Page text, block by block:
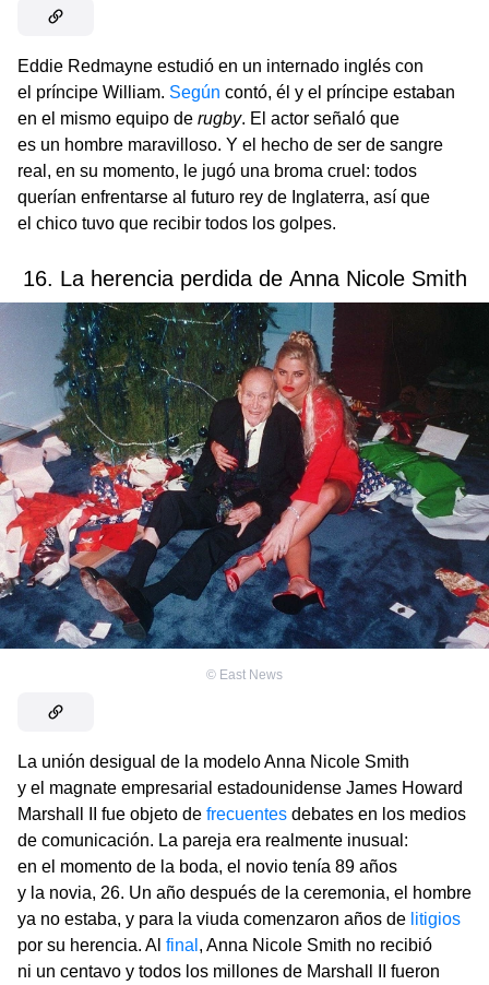
Eddie Redmayne estudió en un internado inglés con
el príncipe William. Según contó, él y el príncipe estaban
en el mismo equipo de rugby. El actor señaló que
es un hombre maravilloso. Y el hecho de ser de sangre
real, en su momento, le jugó una broma cruel: todos
querían enfrentarse al futuro rey de Inglaterra, así que
el chico tuvo que recibir todos los golpes.
16. La herencia perdida de Anna Nicole Smith
© East News
La unión desigual de la modelo Anna Nicole Smith
y el magnate empresarial estadounidense James Howard
Marshall II fue objeto de frecuentes debates en los medios
de comunicación. La pareja era realmente inusual:
en el momento de la boda, el novio tenía 89 años
y la novia, 26. Un año después de la ceremonia, el hombre
ya no estaba, y para la viuda comenzaron años de litigios
por su herencia. Al final , Anna Nicole Smith no recibió
ni un centavo y todos los millones de Marshall II fueron